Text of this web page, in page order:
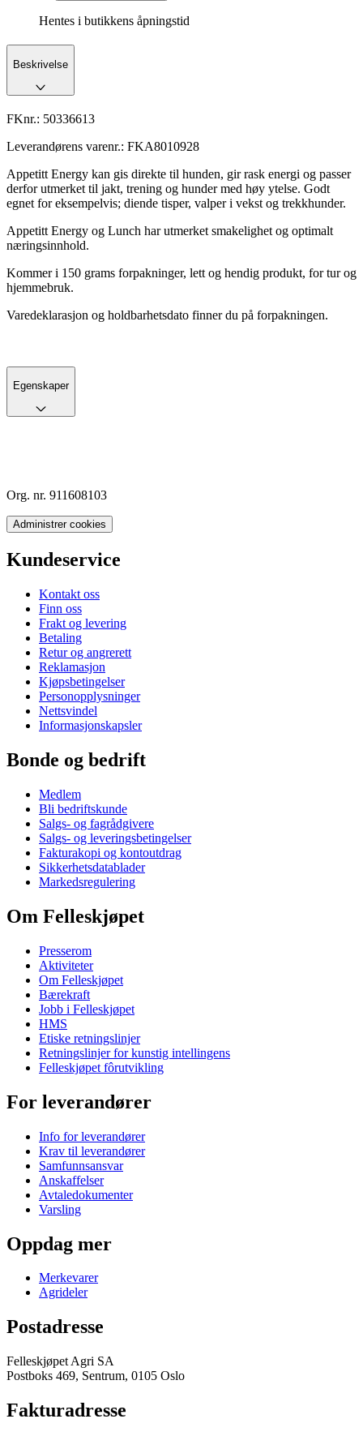
Hentes i butikkens åpningstid
Beskrivelse
FKnr.: 50336613
Leverandørens varenr.: FKA8010928
Appetitt Energy kan gis direkte til hunden, gir rask energi og passer
derfor utmerket til jakt, trening og hunder med høy ytelse. Godt
egnet for eksempelvis; diende tisper, valper i vekst og trekkhunder.
Appetitt Energy og Lunch har utmerket smakelighet og optimalt
næringsinnhold.
Kommer i 150 grams forpakninger, lett og hendig produkt, for tur og
hjemmebruk.
Varedeklarasjon og holdbarhetsdato finner du på forpakningen.
Egenskaper
Org. nr. 911608103
Administrer cookies
Kundeservice
Kontakt oss
Finn oss
Frakt og levering
Betaling
Retur og angrerett
Reklamasjon
Kjøpsbetingelser
Personopplysninger
Nettsvindel
Informasjonskapsler
Bonde og bedrift
Medlem
Bli bedriftskunde
Salgs- og fagrådgivere
Salgs- og leveringsbetingelser
Fakturakopi og kontoutdrag
Sikkerhetsdatablader
Markedsregulering
Om Felleskjøpet
Presserom
Aktiviteter
Om Felleskjøpet
Bærekraft
Jobb i Felleskjøpet
HMS
Etiske retningslinjer
Retningslinjer for kunstig intellingens
Felleskjøpet fôrutvikling
For leverandører
Info for leverandører
Krav til leverandører
Samfunnsansvar
Anskaffelser
Avtaledokumenter
Varsling
Oppdag mer
Merkevarer
Agrideler
Postadresse
Felleskjøpet Agri SA
Postboks 469, Sentrum, 0105 Oslo
Fakturadresse